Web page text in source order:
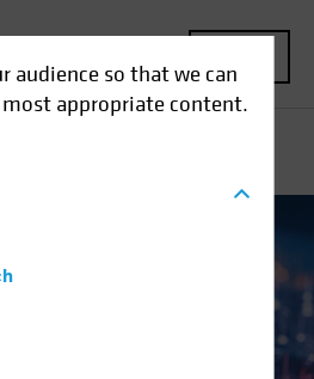
audience so that we can
appropriate content.
Pleite für Anleger
(KI)